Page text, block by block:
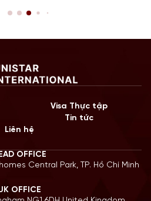
còn là “bước đệm” quan trọng
Visa Thực tập
Tin tức
Liên hệ
OFFICE
Central Park, TP. Hồ Chí Minh
OFFICE